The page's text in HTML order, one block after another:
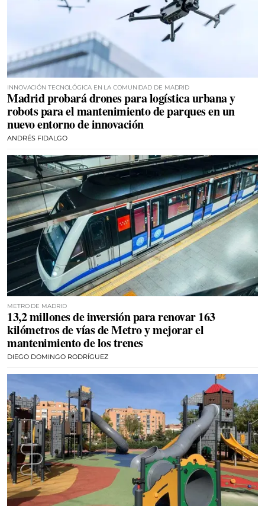
INNOVACIÓN TECNOLÓGICA EN LA COMUNIDAD DE MADRID
Madrid probará drones para logística urbana y
robots para el mantenimiento de parques en un
nuevo entorno de innovación
ANDRÉS FIDALGO
METRO DE MADRID
13,2 millones de inversión para renovar 163
kilómetros de vías de Metro y mejorar el
mantenimiento de los trenes
DIEGO DOMINGO RODRÍGUEZ